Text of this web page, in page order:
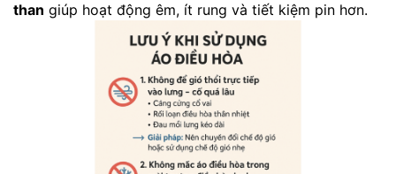
than giúp hoạt động êm, ít rung và tiết kiệm pin hơn.